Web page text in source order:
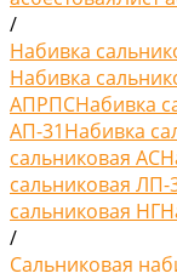
/
Набивка
Набивка
АПРПСНабивка
АП-31Набивка
сальниковая АС
сальниковая ЛП-
сальниковая НГ
/
Сальниковая